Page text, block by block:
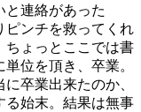
と連絡があった
ンチを救ってくれ
ちょっとここでは書
位を頂き、卒業。
卒業出来たのか、
る始末。結果は無事